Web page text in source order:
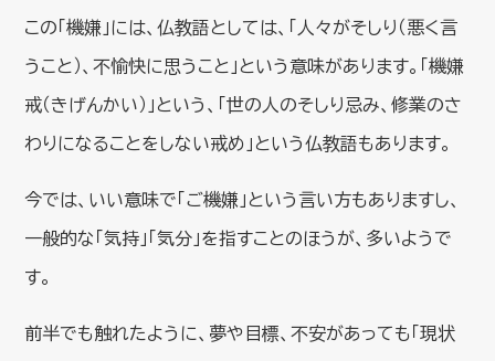
この「機嫌」には、仏教語としては、「人々がそしり（悪く言
うこと）、不愉快に思うこと」という意味があります。「機嫌
戒（きげんかい）」という、「世の人のそしり忌み、修業のさ
わりになることをしない戒め」という仏教語もあります。
今では、いい意味で「ご機嫌」という言い方もありますし、
一般的な「気持」「気分」を指すことのほうが、多いようで
す。
前半でも触れたように、夢や目標、不安があっても「現状